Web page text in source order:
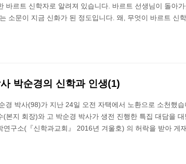
바르트 신학자로 알려져 있습니다. 바르트 선생님이 돌아가
소문이 지금 신화가 된 정도입니다. 왜, 무엇이 바르트 신
박순경의 신학과 인생(1)
경 박사(98)가 지난 24일 오전 자택에서 노환으로 소천했습
본지 회장)와 고 박순경 박사가 생전 진행한 특집 대담을 대
연구소(『신학과교회』 2016년 겨울호) 의 허락을 받아 게